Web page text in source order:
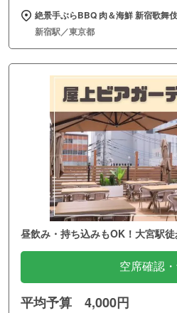
絶景手ぶらBBQ 肉＆海鮮 新宿歌舞
新宿駅／東京都
昼飲み・持ち込みもOK！大宮駅徒
空席確認
平均予算 4,000円